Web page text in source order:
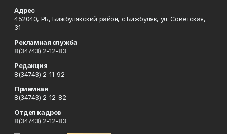
Адрес
452040, РБ, Бижбулякский район, с.Бижбуляк, ул. Советская,
31
Рекламная служба
8(34743) 2-12-83
Редакция
8(34743) 2-11-92
Приемная
8(34743) 2-12-82
Отдел кадров
8(34743) 2-12-83